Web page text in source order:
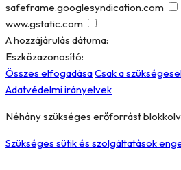
safeframe.googlesyndication.com
www.gstatic.com
A hozzájárulás dátuma:
Eszközazonosító:
Összes elfogadásaCsak a
Adatvédelmi irányelvek
Néhány szükséges erőforrást
Szükséges sütik és szolgáltatások